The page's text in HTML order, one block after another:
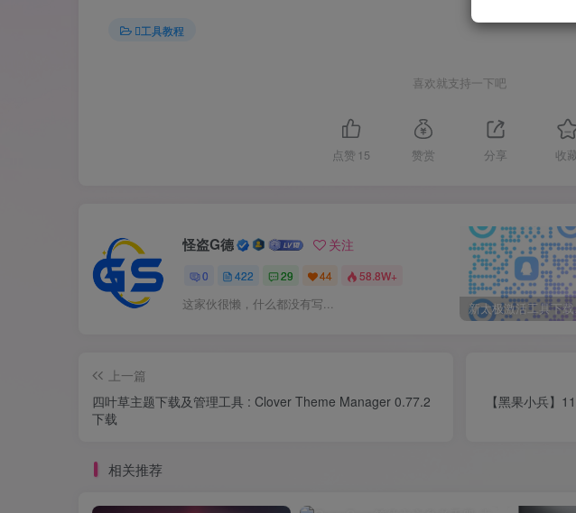
工具教程
喜欢就支持一下吧
点赞 15 赞赏 分享 收
怪盗G德 关注
0 422 29 44 58.8W+
这家伙很懒，什么都没有写... 新太极
上一篇
四叶草主题下载及管理工具 : Clover Theme Manager 0.77.2
下载
【黑果小兵】
相关推荐